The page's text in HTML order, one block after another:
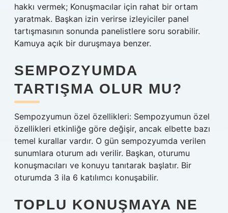
hakkı vermek; Konuşmacılar için rahat bir ortam
yaratmak. Başkan izin verirse izleyiciler panel
tartışmasının sonunda panelistlere soru sorabilir.
Kamuya açık bir duruşmaya benzer.
SEMPOZYUMDA
TARTIŞMA OLUR MU?
Sempozyumun özel özellikleri: Sempozyumun özel
özellikleri etkinliğe göre değişir, ancak elbette bazı
temel kurallar vardır. O gün sempozyumda verilen
sunumlara oturum adı verilir. Başkan, oturumu
konuşmacıları ve konuyu tanıtarak başlatır. Bir
oturumda 3 ila 6 katılımcı konuşabilir.
TOPLU KONUŞMAYA NE